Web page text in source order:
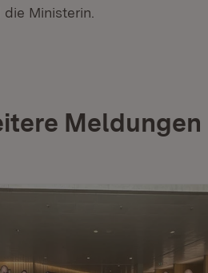
Ministerin.
Meldungen